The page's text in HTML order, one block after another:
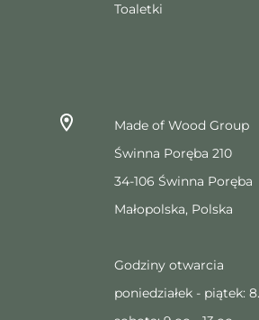
Toaletki
Made of Wood Group
Świnna Poręba 210
34-106 Świnna Poręba
Małopolska, Polska
Godziny otwarcia
poniedziałek - piątek: